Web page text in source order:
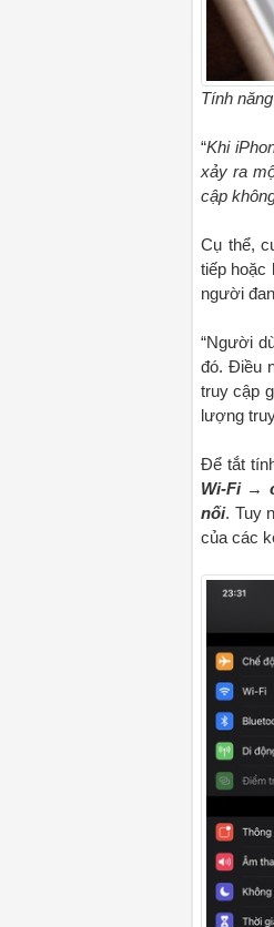
Tính
“Khi
xảy ra
cập
Cụ thể,
tiếp hoặc
người
“Người
đó. Điều
truy cập
lượng
Để tắt
Wi-Fi→
nối. Tuy
của các